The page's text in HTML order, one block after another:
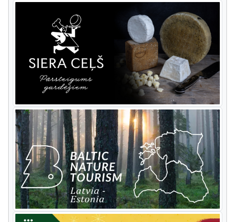
Naturschutzgebiete erkunden kann.